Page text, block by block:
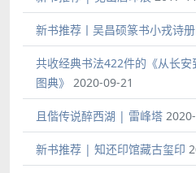
新书推荐丨吴昌硕篆书小戎诗册
共收经典书法422件的《从长
图典》 2020-09-21
且偕传说醉西湖 | 雷峰塔
新书推荐 | 知还印馆藏古玺印